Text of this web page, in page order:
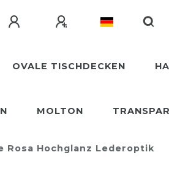
OVALE TISCHDECKEN
MOLTON
Rosa Hochglanz Lederoptik